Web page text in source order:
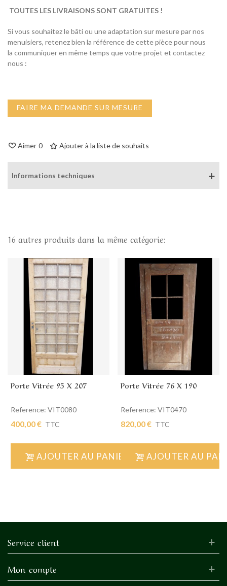
TOUTES LES LIVRAISONS SONT GRATUITES !
Si vous souhaitez le bâti ou une adaptation sur mesure par nos
menuisiers, retenez bien la référence de cette pièce pour nous
la communiquer en même temps que votre projet et contactez
nous :
FAIRE MA DEMANDE SUR MESURE
Aimer 0 Ajouter à la liste de souhaits
Informations techniques
16 autres produits dans la même catégorie:
Porte Vitrée 95 X 207
Reference: VIT0080
400,00 € TTC
AJOUTER AU PANIER
Porte Vitrée 76 X 190
Reference: VIT0470
820,00 € TTC
AJOUTER AU
Service client
Mon compte